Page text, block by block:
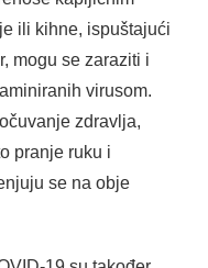
ili kihne, ispuštajući
mogu se zaraziti i
virusom.
zdravlja,
pranje ruku i
se na obje